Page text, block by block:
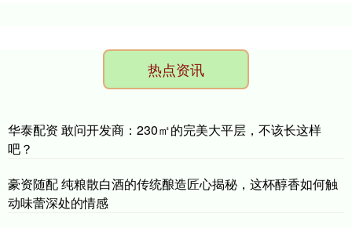
热点资讯
华泰配资 敢问开发商：230㎡的完美大平层，不该长这样
吧？
豪资随配 纯粮散白酒的传统酿造匠心揭秘，这杯醇香如何触
动味蕾深处的情感